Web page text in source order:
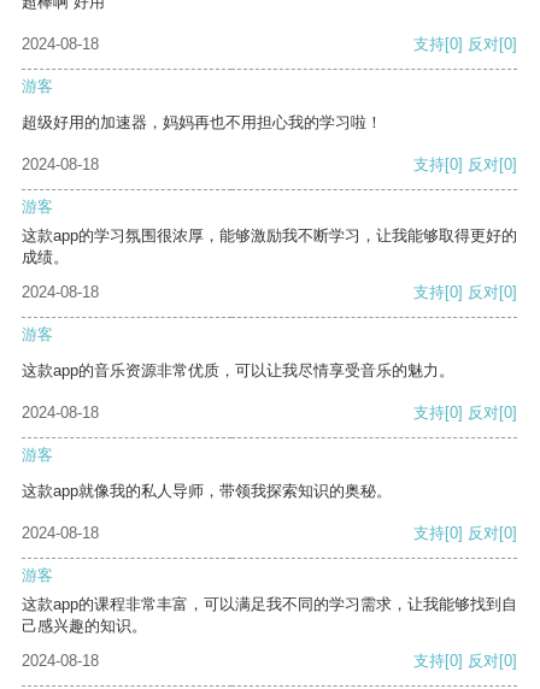
2024-08-18 支持[0] 反对[0]
游客
超级好用的加速器，妈妈再也不用担心我的学习啦！
2024-08-18 支持[0] 反对[0]
游客
这款app的学习氛围很浓厚，能够激励我不断学习，让我能够取得更好的
成绩。
2024-08-18
支持[0] 反对[0]
游客
这款app的音乐资源非常优质，可以让我尽情享受音乐的魅力。
2024-08-18 支持[0] 反对[0]
游客
这款app就像我的私人导师，带领我探索知识的奥秘。
2024-08-18 支持[0] 反对[0]
游客
这款app的课程非常丰富，可以满足我不同的学习需求，让我能够找到自
己感兴趣的知识。
2024-08-18
支持[0] 反对[0]